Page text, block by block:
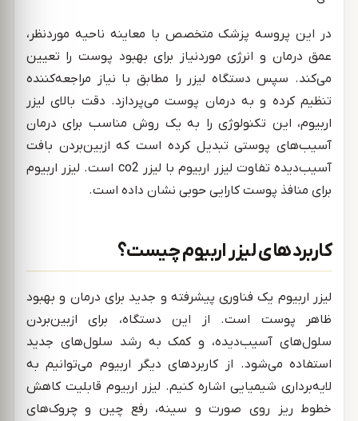
در این پروسه پزشک متخصص با معاینه ناحیه موردنظر،
عمق درمان و انرژی موردنیاز برای بهبود پوست را تعیین
می‌کند. سپس دستگاه لیزر را مطابق با نیاز مراجعه‌کننده
تنظیم کرده و به درمان پوست می‌پردازد. دقت بالای لیزر
اربیوم، این تکنولوژی را به یک روش مناسب برای درمان
آسیب‌های پوستی تبدیل کرده است که ازبین‌بردن بافت
آسیب‌دیده تفاوت لیزر اربیوم با لیزر co2 است. لیزر اربیوم
برای منافذ پوست کارایی حوبی نشان داده است.
کاربردهای لیزر اربیوم چیست؟
لیزر اربیوم یک فناوری پیشرفته و جدید برای درمان و بهبود
ظاهر پوست است. از این دستگاه، برای ازبین‌بردن
سلول‌های آسیب‌دیده، و کمک به رشد سلول‌های جدید
استفاده می‌شود. از کاربردهای دیگر اربیوم می‌توانیم به
لایه‌برداری شیمیایی اشاره کنیم. لیزر اربیوم قابلیت کاهش
خطوط ریز روی صورت و سینه، رفع چین و چروک‌های